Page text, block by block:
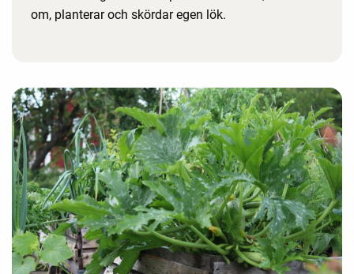
om, planterar och skördar egen lök.